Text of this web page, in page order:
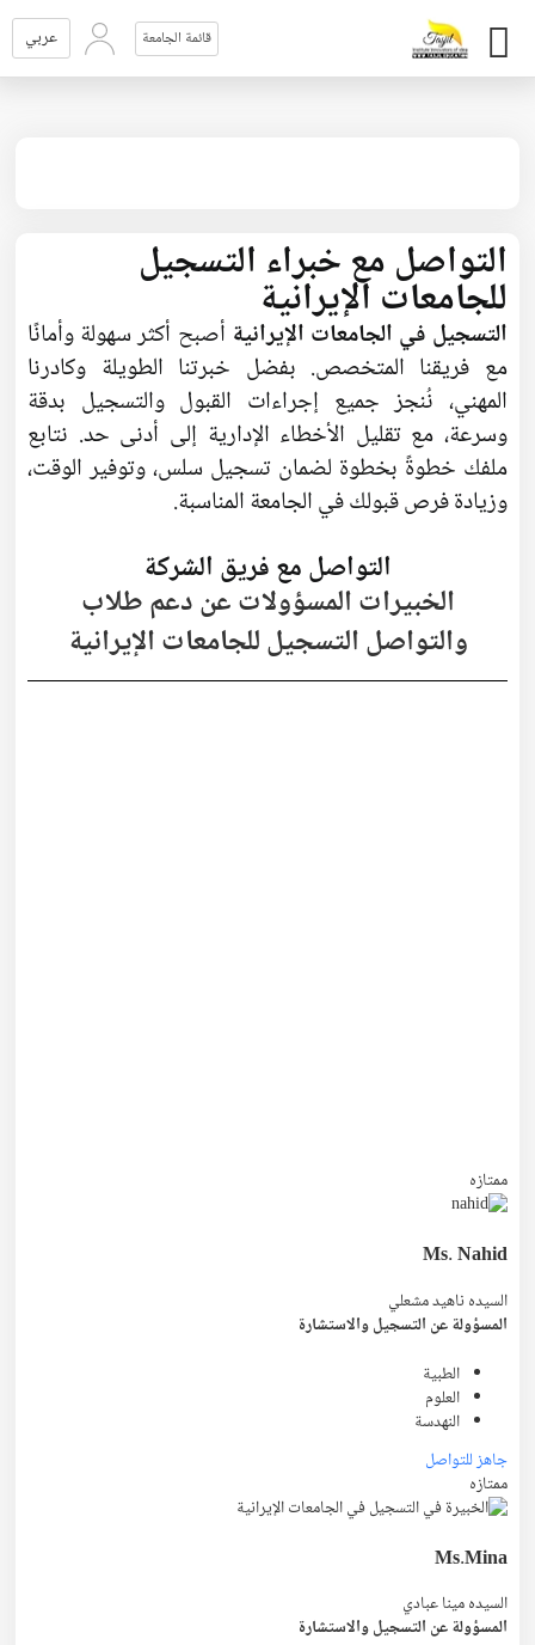
قائمة الجامعة عربي
التواصل مع خبراء التسجيل
للجامعات الإيرانية
التسجيل في الجامعات الإيرانية أصبح أكثر سهولة وأمانًا
مع فريقنا المتخصص. بفضل خبرتنا الطويلة وكادرنا
المهني، نُنجز جميع إجراءات القبول والتسجيل بدقة
وسرعة، مع تقليل الأخطاء الإدارية إلى أدنى حد. نتابع
ملفك خطوةً بخطوة لضمان تسجيل سلس، وتوفير الوقت،
وزيادة فرص قبولك في الجامعة المناسبة.
التواصل مع فريق الشركة
الخبيرات المسؤولات عن دعم طلاب
والتواصل التسجيل للجامعات الإيرانية
ممتازه
Ms. Nahid
السيده ناهيد مشعلي
المسؤولة عن التسجيل والاستشارة
الطبية
العلوم
النهدسة
جاهز للتواصل
ممتازه
Ms.Mina
السيده مينا عبادي
المسؤولة عن التسجيل والاستشارة